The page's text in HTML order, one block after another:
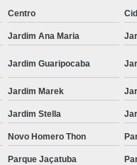
Centro
Jardim Ana Maria
Jardim Guaripocaba
Jardim Marek
Jardim Stella
Novo Homero Thon
Parque Jaçatuba